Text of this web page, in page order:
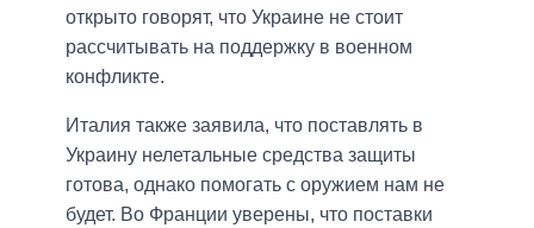
открыто говорят, что Украине не стоит
рассчитывать на поддержку в военном
конфликте.
Италия также заявила, что поставлять в
Украину нелетальные средства защиты
готова, однако помогать с оружием нам не
будет. Во Франции уверены, что поставки